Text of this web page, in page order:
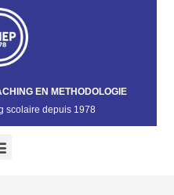
EN METHODOLOGIE
scolaire depuis 1978​